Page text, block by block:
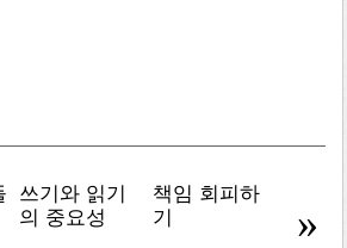
쓰기와 읽기
의 중요성
책임 회피하
기
»